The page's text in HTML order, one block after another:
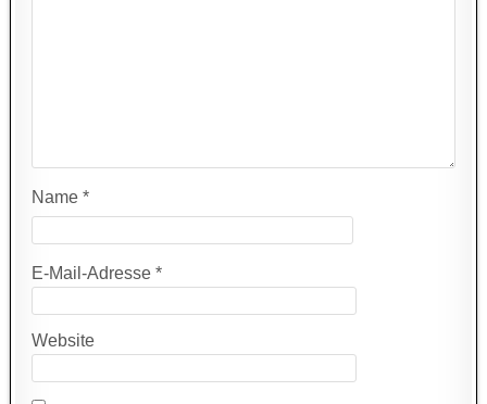
Name*
E-Mail-Adresse*
Website